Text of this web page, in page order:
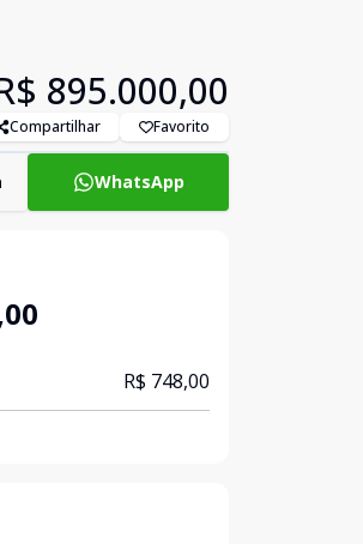
895.000,00
Compartilhar Favorito
WhatsApp
R$ 748,00